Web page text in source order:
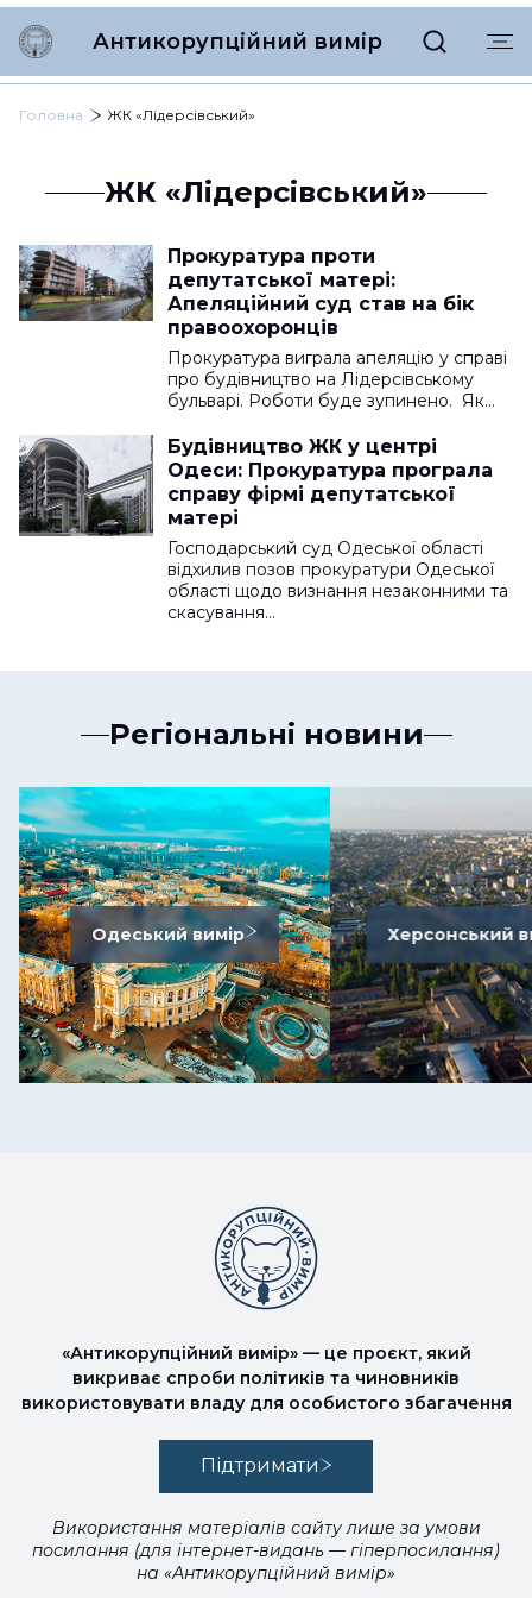
Антикорупційний вимір
Головна ЖК «Лідерсівський»
ЖК «Лідерсівський»
Прокуратура проти
депутатської матері:
Апеляційний суд став на бік
правоохоронців
Прокуратура виграла апеляцію у справі
про будівництво на Лідерсівському
бульварі. Роботи буде зупинено. Як…
Будівництво ЖК у центрі
Одеси: Прокуратура програла
справу фірмі депутатської
матері
Господарський суд Одеської області
відхилив позов прокуратури Одеської
області щодо визнання незаконними та
скасування…
Регіональні новини
Одеський вимір Херсонський
«Антикорупційний вимір» — це проєкт, який
викриває спроби політиків та чиновників
використовувати владу для особистого збагачення
Підтримати
Використання матеріалів сайту лише за умови
посилання (для інтернет-видань — гіперпосилання)
на «Антикорупційний вимір»